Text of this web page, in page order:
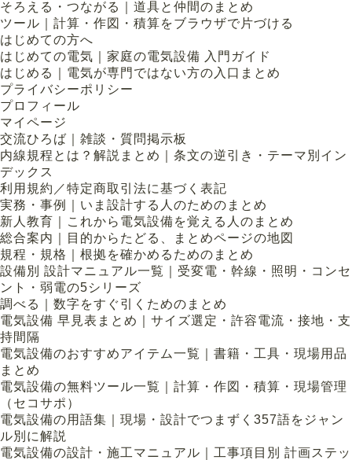
そろえる・つながる｜道具と仲間のまとめ
ツール｜計算・作図・積算をブラウザで片づける
はじめての方へ
はじめての電気｜家庭の電気設備 入門ガイド
はじめる｜電気が専門ではない方の入口まとめ
プライバシーポリシー
プロフィール
マイページ
交流ひろば｜雑談・質問掲示板
内線規程とは？解説まとめ｜条文の逆引き・テーマ別イン
デックス
利用規約／特定商取引法に基づく表記
実務・事例｜いま設計する人のためのまとめ
新人教育｜これから電気設備を覚える人のまとめ
総合案内｜目的からたどる、まとめページの地図
規程・規格｜根拠を確かめるためのまとめ
設備別 設計マニュアル一覧｜受変電・幹線・照明・コンセ
ント・弱電の5シリーズ
調べる｜数字をすぐ引くためのまとめ
電気設備 早見表まとめ｜サイズ選定・許容電流・接地・支
持間隔
電気設備のおすすめアイテム一覧｜書籍・工具・現場用品
まとめ
電気設備の無料ツール一覧｜計算・作図・積算・現場管理
（セコサポ）
電気設備の用語集｜現場・設計でつまずく357語をジャン
ル別に解説
電気設備の設計・施工マニュアル｜工事項目別 計画ステッ